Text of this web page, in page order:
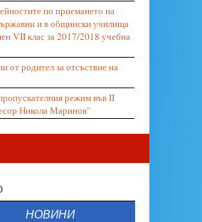
по приемането на
и в общински училища
VII клас за 2017/2018 учебна
от родител за отсъствие на
режим във II
Никола Маринов"
НОВИНИ